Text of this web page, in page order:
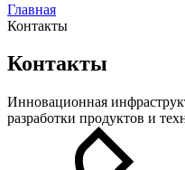
Главная
Контакты
Контакты
Инновационная
разработки продуктов и